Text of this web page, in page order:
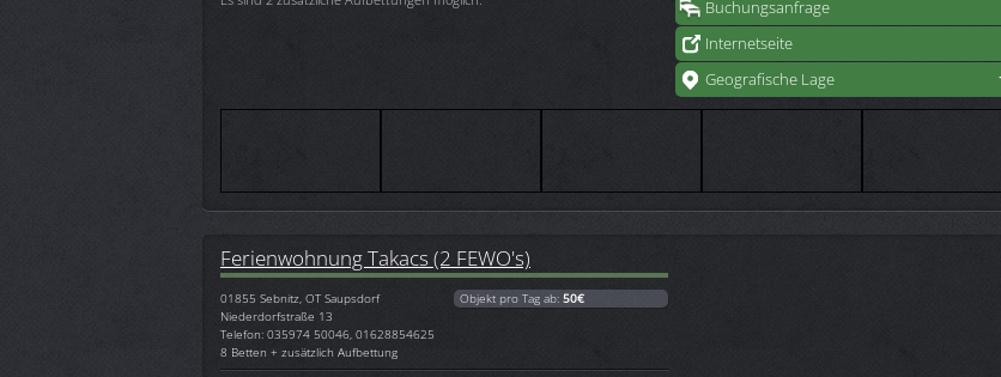
Buchungsanfrage
Internetseite
Geografische Lage
Ferienwohnung Takacs (2 FEWO's)
01855 Sebnitz, OT Saupsdorf
Niederdorfstraße 13
Telefon: 035974 50046, 01628854625
8 Betten + zusätzlich Aufbettung
Objekt pro Tag ab: 50€